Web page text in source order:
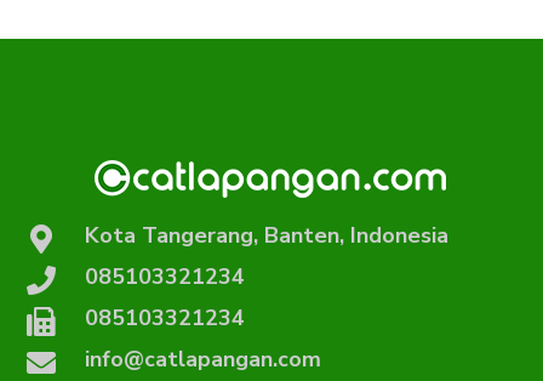
Kota Tangerang, Banten, Indonesia
085103321234
085103321234
info@catlapangan.com